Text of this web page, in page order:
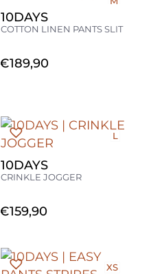
10DAYS
COTTON LINEN PANTS SLIT
€189,90
10DAYS
CRINKLE JOGGER
€159,90
L
XS